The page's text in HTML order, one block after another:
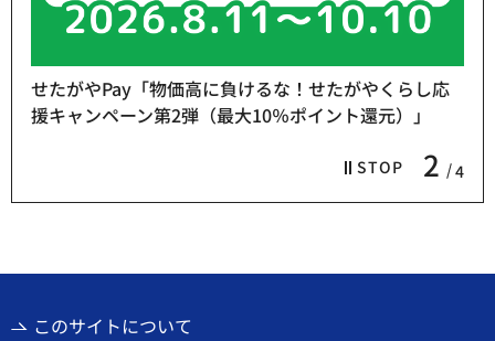
STOP 2 4
せたがやPay「物価高に負けるな！せたがやくらし応
援キャンペーン第2弾（最大10％ポイント還元）」
このサイトについて